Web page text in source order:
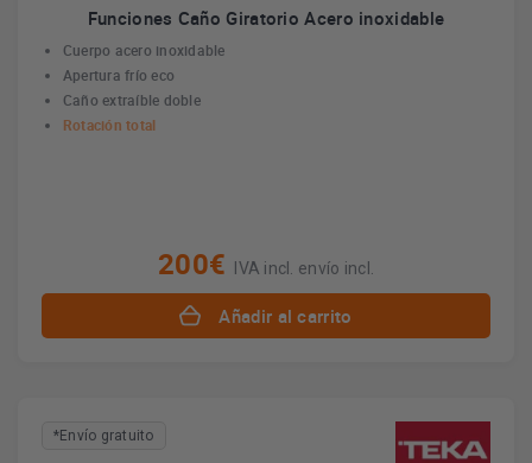
Funciones Caño Giratorio Acero inoxidable
Cuerpo acero inoxidable
Apertura frío eco
Caño extraíble doble
Rotación total
200€ IVA incl. envío incl.
Añadir al carrito
*Envío gratuito